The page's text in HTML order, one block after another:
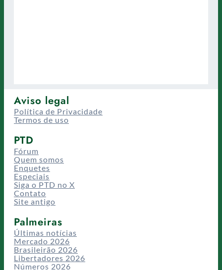
Aviso legal
Política de Privacidade
Termos de uso
PTD
Fórum
Quem somos
Enquetes
Especiais
Siga o PTD no X
Contato
Site antigo
Palmeiras
Últimas notícias
Mercado 2026
Brasileirão 2026
Libertadores 2026
Números 2026